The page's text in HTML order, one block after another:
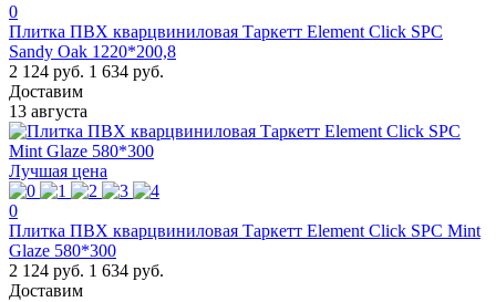
0
Плитка ПВХ кварцвиниловая Таркетт Element Click SPC
Sandy Oak 1220*200,8
2 124 руб. 1 634 руб.
Доставим
13 августа
Лучшая цена
0
Плитка ПВХ кварцвиниловая Таркетт Element Click SPC Mint
Glaze 580*300
2 124 руб. 1 634 руб.
Доставим